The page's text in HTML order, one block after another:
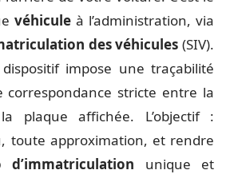
véhicule à l’administration, via
des véhicules (SIV).
impose une traçabilité
correspondance stricte entre la
plaque affichée. L’objectif :
toute approximation, et rendre
d’immatriculation unique et